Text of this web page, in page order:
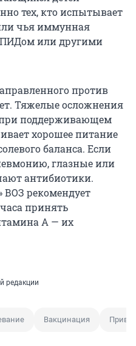
тех, кто испытывает
чья иммунная
или другими
против
Тяжелые осложнения
поддерживающем
хорошее питание
баланса. Если
глазные или
антибиотики.
ВОЗ рекомендует
принять
А — их
редакции
Вакцинация